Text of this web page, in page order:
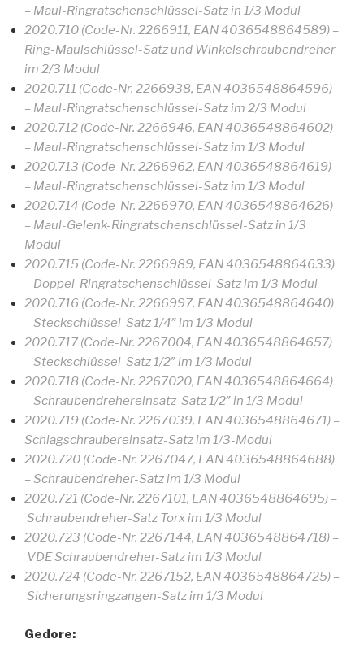
– Maul-Ringratschenschlüssel-Satz in 1/3 Modul
2020.710 (Code-Nr. 2266911, EAN 4036548864589) –
Ring-Maulschlüssel-Satz und Winkelschraubendreher
im 2/3 Modul
2020.711 (Code-Nr. 2266938, EAN 4036548864596)
– Maul-Ringratschenschlüssel-Satz im 2/3 Modul
2020.712 (Code-Nr. 2266946, EAN 4036548864602)
– Maul-Ringratschenschlüssel-Satz im 1/3 Modul
2020.713 (Code-Nr. 2266962, EAN 4036548864619)
– Maul-Ringratschenschlüssel-Satz im 1/3 Modul
2020.714 (Code-Nr. 2266970, EAN 4036548864626)
– Maul-Gelenk-Ringratschenschlüssel-Satz in 1/3
Modul
2020.715 (Code-Nr. 2266989, EAN 4036548864633)
– Doppel-Ringratschenschlüssel-Satz im 1/3 Modul
2020.716 (Code-Nr. 2266997, EAN 4036548864640)
– Steckschlüssel-Satz 1/4″ im 1/3 Modul
2020.717 (Code-Nr. 2267004, EAN 4036548864657)
– Steckschlüssel-Satz 1/2″ im 1/3 Modul
2020.718 (Code-Nr. 2267020, EAN 4036548864664)
– Schraubendrehereinsatz-Satz 1/2″ in 1/3 Modul
2020.719 (Code-Nr. 2267039, EAN 4036548864671) –
Schlagschraubereinsatz-Satz im 1/3-Modul
2020.720 (Code-Nr. 2267047, EAN 4036548864688)
– Schraubendreher-Satz im 1/3 Modul
2020.721 (Code-Nr. 2267101, EAN 4036548864695) –
Schraubendreher-Satz Torx im 1/3 Modul
2020.723 (Code-Nr. 2267144, EAN 4036548864718) –
VDE Schraubendreher-Satz im 1/3 Modul
2020.724 (Code-Nr. 2267152, EAN 4036548864725) –
Sicherungsringzangen-Satz im 1/3 Modul
Gedore: